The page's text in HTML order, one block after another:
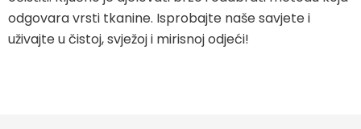
odgovara vrsti tkanine. Isprobajte naše savjete i
uživajte u čistoj, svježoj i mirisnoj odjeći!